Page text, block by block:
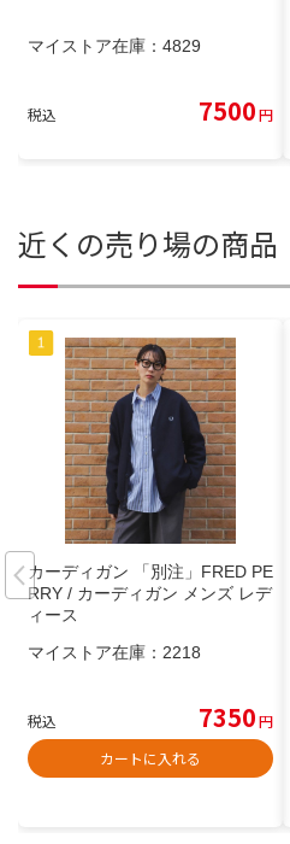
マイストア在庫： 4829
税込 7500円
近くの売り場の商品
カーディガン 「別注」FRED PE
RRY / カーディガン メンズ レデ
ィース
マイストア在庫： 2218
税込 7350円
カートに入れる